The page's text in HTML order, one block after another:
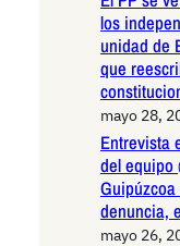
los
unidad de
que
mayo 28,
Entrevista
del equipo
Guipúzcoa
denuncia,
mayo 26,